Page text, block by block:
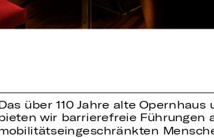
über 110 Jahre alte
wir barrierefreie Führungen